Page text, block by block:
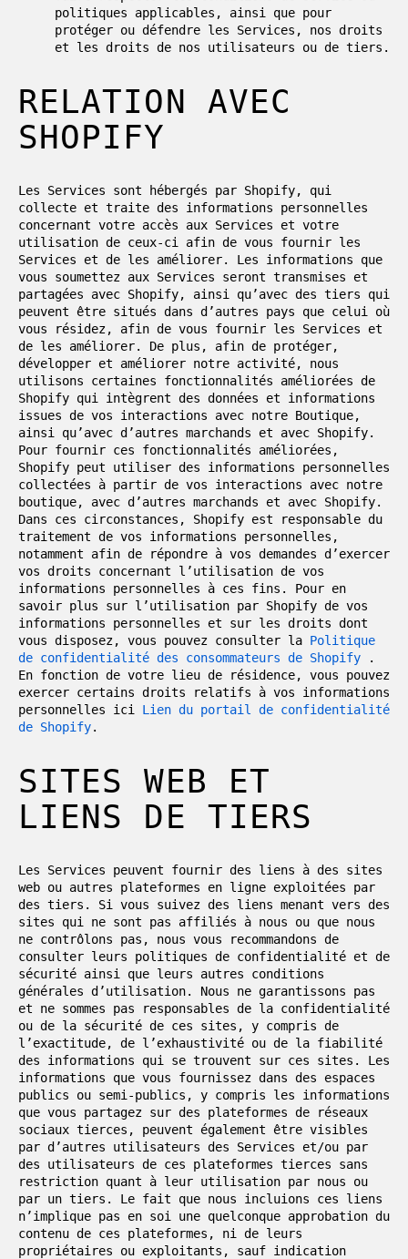
politiques applicables, ainsi que pour
protéger ou défendre les Services, nos droits
et les droits de nos utilisateurs ou de tiers.
RELATION AVEC
SHOPIFY
Les Services sont hébergés par Shopify, qui
collecte et traite des informations personnelles
concernant votre accès aux Services et votre
utilisation de ceux-ci afin de vous fournir les
Services et de les améliorer. Les informations que
vous soumettez aux Services seront transmises et
partagées avec Shopify, ainsi qu’avec des tiers qui
peuvent être situés dans d’autres pays que celui où
vous résidez, afin de vous fournir les Services et
de les améliorer. De plus, afin de protéger,
développer et améliorer notre activité, nous
utilisons certaines fonctionnalités améliorées de
Shopify qui intègrent des données et informations
issues de vos interactions avec notre Boutique,
ainsi qu’avec d’autres marchands et avec Shopify.
Pour fournir ces fonctionnalités améliorées,
Shopify peut utiliser des informations personnelles
collectées à partir de vos interactions avec notre
boutique, avec d’autres marchands et avec Shopify.
Dans ces circonstances, Shopify est responsable du
traitement de vos informations personnelles,
notamment afin de répondre à vos demandes d’exercer
vos droits concernant l’utilisation de vos
informations personnelles à ces fins. Pour en
savoir plus sur l’utilisation par Shopify de vos
informations personnelles et sur les droits dont
vous disposez, vous pouvez consulter la Politique
de confidentialité des consommateurs de Shopify .
En fonction de votre lieu de résidence, vous pouvez
exercer certains droits relatifs à vos informations
personnelles ici Lien du portail de confidentialité
de Shopify.
SITES WEB ET
LIENS DE TIERS
Les Services peuvent fournir des liens à des sites
web ou autres plateformes en ligne exploitées par
des tiers. Si vous suivez des liens menant vers des
sites qui ne sont pas affiliés à nous ou que nous
ne contrôlons pas, nous vous recommandons de
consulter leurs politiques de confidentialité et de
sécurité ainsi que leurs autres conditions
générales d’utilisation. Nous ne garantissons pas
et ne sommes pas responsables de la confidentialité
ou de la sécurité de ces sites, y compris de
l’exactitude, de l’exhaustivité ou de la fiabilité
des informations qui se trouvent sur ces sites. Les
informations que vous fournissez dans des espaces
publics ou semi-publics, y compris les informations
que vous partagez sur des plateformes de réseaux
sociaux tierces, peuvent également être visibles
par d’autres utilisateurs des Services et/ou par
des utilisateurs de ces plateformes tierces sans
restriction quant à leur utilisation par nous ou
par un tiers. Le fait que nous incluions ces liens
n’implique pas en soi une quelconque approbation du
contenu de ces plateformes, ni de leurs
propriétaires ou exploitants, sauf indication